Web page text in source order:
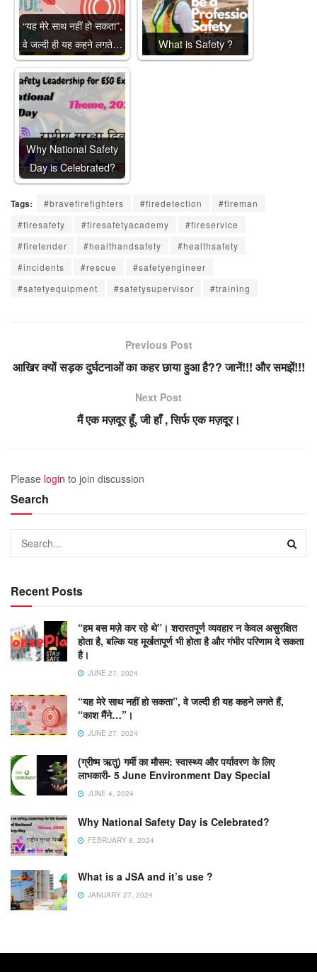
“यह मेरे साथ नहीं हो सकता”,
वे जल्दी ही यह कहने लगते…
What is Safety ?
Why National Safety
Day is Celebrated?
Tags: #bravefirefighters #firedetection
#fireman
#firesafety
#firesafetyacademy
#fireservice
#firetender
#healthandsafety
#healthsafety
#incidents
#rescue
#safetyengineer
#safetyequipment
#safetysupervisor #training
Previous Post
आखिर क्यों सड़क दुर्घटनाओं का कहर छाया हुआ है?? जानें!!! और समझें!!!
Next Post
मैं एक मज़दूर हूँ, जी हाँ , सिर्फ एक मज़दूर।
Please login to join discussion
Search
Recent Posts
“हम बस मज़े कर रहे थे”। शरारतपूर्ण व्यवहार न केवल असुरक्षित
होता है, बल्कि यह मूर्खतापूर्ण भी होता है और गंभीर परिणाम दे सकता
है।
JUNE 27, 2024
“यह मेरे साथ नहीं हो सकता”, वे जल्दी ही यह कहने लगते हैं,
“काश मैंने…”।
JUNE 27, 2024
(ग्रीष्म ऋतु) गर्मी का मौसम: स्वास्थ्य और पर्यावरण के लिए
लाभकारी- 5 June Environment Day Special
JUNE 4, 2024
Why National Safety Day is Celebrated?
FEBRUARY 8, 2024
What is a JSA and it’s use ?
JANUARY 27, 2024